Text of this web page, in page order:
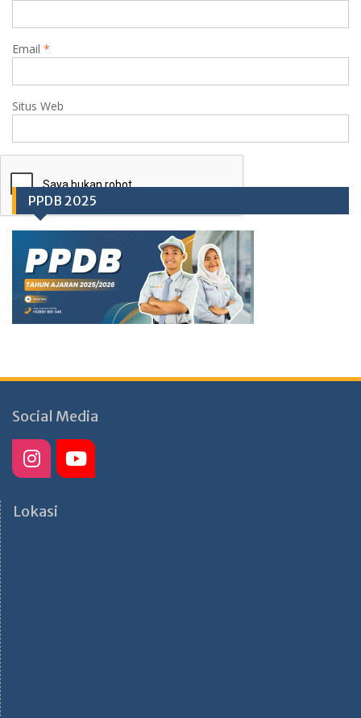
Email *
Situs Web
PPDB 2025
Social Media
Lokasi